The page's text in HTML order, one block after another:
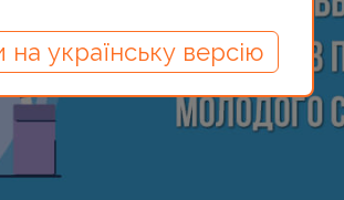
українську версію